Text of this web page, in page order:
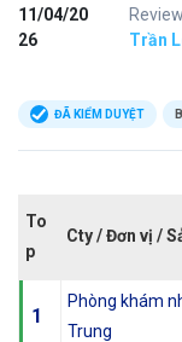
11/04/20
26
Trần
ĐÃ KIỂM DUYỆT
To
p
Cty / Đơn vị /
1
Phòng khám
Trung